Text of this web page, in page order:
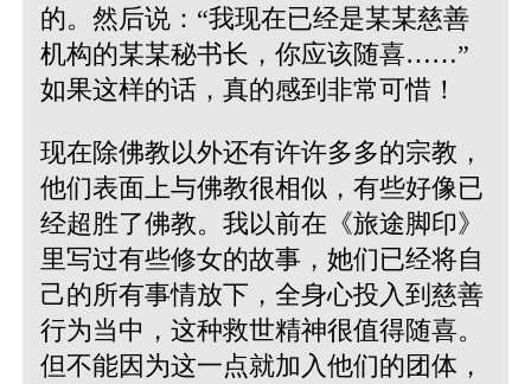
的。然后说：“我现在已经是某某慈善
机构的某某秘书长，你应该随喜……”
如果这样的话，真的感到非常可惜！
现在除佛教以外还有许许多多的宗教，
他们表面上与佛教很相似，有些好像已
经超胜了佛教。我以前在《旅途脚印》
里写过有些修女的故事，她们已经将自
己的所有事情放下，全身心投入到慈善
行为当中，这种救世精神很值得随喜。
但不能因为这一点就加入他们的团体，